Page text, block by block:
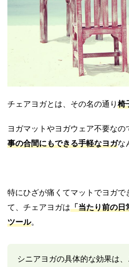
チェアヨガとは、その名の通り 椅
ヨガマットやヨガウェア不要なの
事の合間にもできる手軽なヨガな
特にひざが痛くてマットでヨガで
て、チェアヨガは「当たり前の日
ツール。
シニアヨガの具体的な効果は、